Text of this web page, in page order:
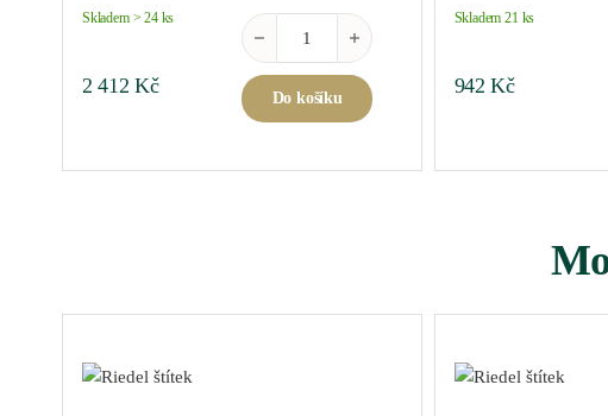
Skladem > 24 ks
2 412Kč
Meursault "Les Vireuils" 2023 0,75 l množství
Do košíku
Skladem 21 ks
942Kč